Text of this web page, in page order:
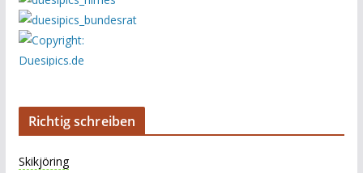
Richtig schreiben
Skikjöring